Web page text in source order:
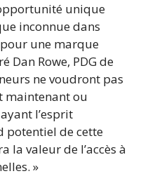
unique
inconnue dans
une marque
Dan Rowe, PDG de
ne voudront pas
maintenant ou
l’esprit
potentiel de cette
la valeur de l’accès à
»